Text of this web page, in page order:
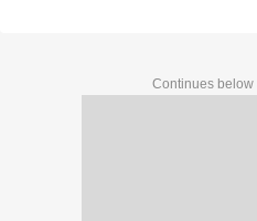
Continues below